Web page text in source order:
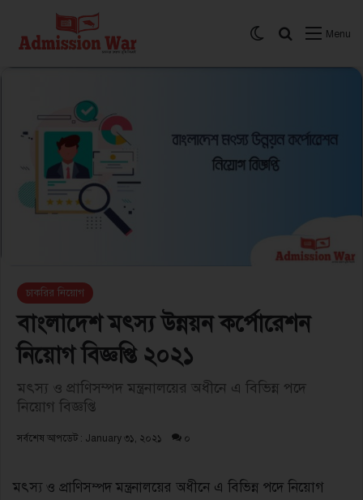
Menu
সার্চ করুন
Switch skin
চাকরির নিয়োগ
বাংলাদেশ মৎস্য উন্নয়ন কর্পোরেশন
নিয়োগ বিজ্ঞপ্তি ২০২১
মৎস্য ও প্রাণিসম্পদ মন্ত্রনালয়ের অধীনে এ বিভিন্ন পদে
নিয়োগ বিজ্ঞপ্তি
সর্বশেষ আপডেট : January ৩১, ২০২১ ০
মৎস্য ও প্রাণিসম্পদ মন্ত্রনালয়ের অধীনে এ বিভিন্ন পদে নিয়োগ